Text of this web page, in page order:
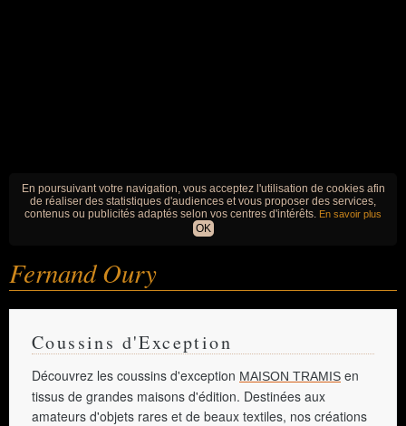
En poursuivant votre navigation, vous acceptez l'utilisation de cookies afin
de réaliser des statistiques d'audiences et vous proposer des services,
contenus ou publicités adaptés selon vos centres d'intérêts. En savoir plus
OK
Fernand Oury
Coussins d'Exception
Découvrez les coussins d'exception MAISON TRAMIS en
tissus de grandes maisons d'édition. Destinées aux
amateurs d'objets rares et de beaux textiles, nos créations